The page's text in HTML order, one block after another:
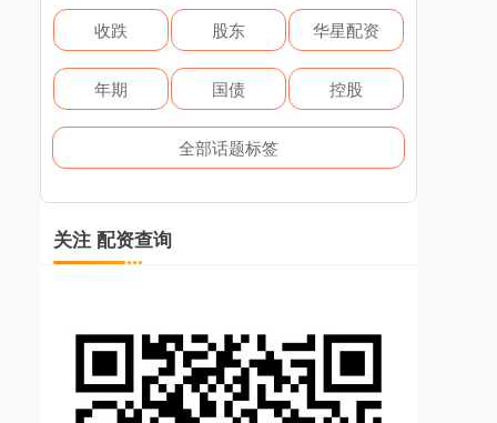
收跌 股东 华星配资
年期 国债 控股
全部话题标签
关注 配资查询